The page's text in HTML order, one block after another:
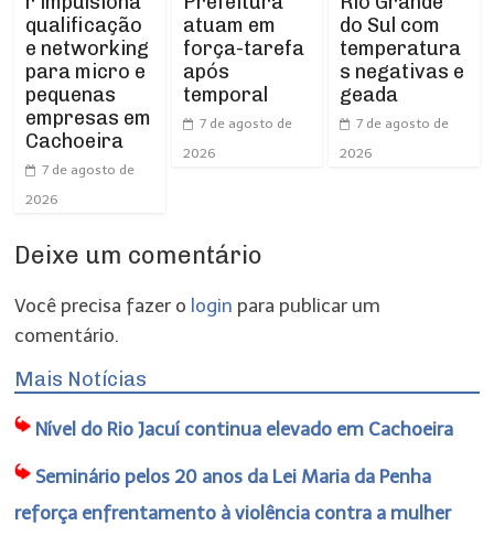
qualificação
e networking
para micro e
pequenas
empresas em
Cachoeira
7 de agosto de
2026
atuam em
força-tarefa
após
temporal
7 de agosto de
2026
do Sul com
temperatura
s negativas e
geada
7 de agosto de
2026
Deixe um comentário
Você precisa fazer o login para publicar um
comentário.
Mais Notícias
Nível do Rio Jacuí continua elevado em Cachoeira
Seminário pelos 20 anos da Lei Maria da Penha
reforça enfrentamento à violência contra a mulher